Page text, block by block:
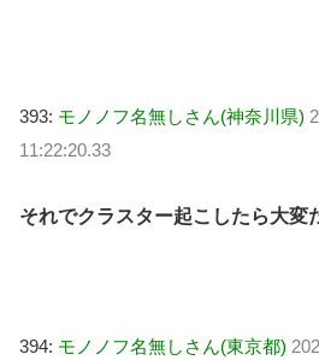
393: モノノフ名無しさん(神奈川県)
11:22:20.33
それでクラスター起こしたら大変
394: モノノフ名無しさん(東京都)